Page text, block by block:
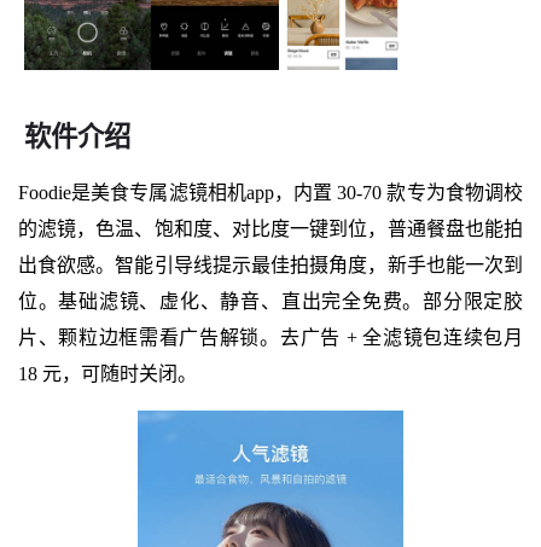
软件介绍
Foodie是美食专属滤镜相机app，内置 30-70 款专为食物调校
的滤镜，色温、饱和度、对比度一键到位，普通餐盘也能拍
出食欲感。智能引导线提示最佳拍摄角度，新手也能一次到
位。基础滤镜、虚化、静音、直出完全免费。部分限定胶
片、颗粒边框需看广告解锁。去广告 + 全滤镜包连续包月
18 元，可随时关闭。